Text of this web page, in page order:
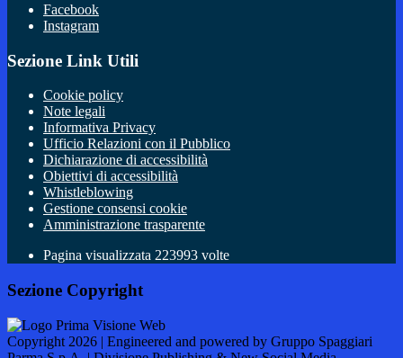
Facebook
Instagram
Sezione Link Utili
Cookie policy
Note legali
Informativa Privacy
Ufficio Relazioni con il Pubblico
Dichiarazione di accessibilità
Obiettivi di accessibilità
Whistleblowing
Gestione consensi cookie
Amministrazione trasparente
Pagina visualizzata 223993 volte
Sezione Copyright
Copyright 2026 | Engineered and powered by Gruppo Spaggiari